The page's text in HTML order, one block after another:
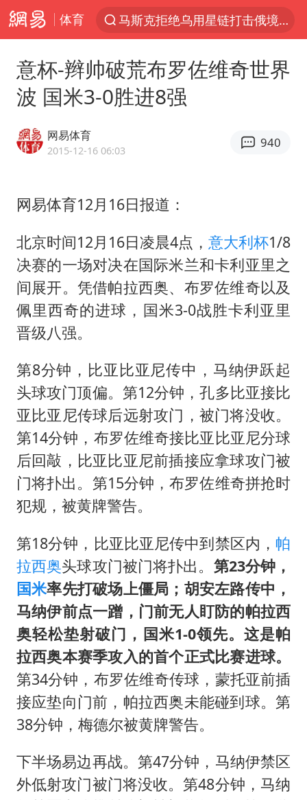
体育
马斯克拒绝乌用星链打击俄境内目标
男童模仿奥特曼从高处跳下致骨折
名创优品一次性内裤 颜面尽失
金饰克价一夜涨回1300元
白海豚将正面袭击贯穿浙江
梁家辉：到内地拍戏不是北上是回归
酒店回应车内过夜被收150元
西湖突现狂风暴雨 游客瞬间被浇透
网传《披荆斩棘2026》名单
女主硬加吻戏短剧已下架
包文婧：二胎很难一碗水端平
香港宏福苑火灾或由烟头引起
人民的健康、体质、幸福一脉相承
意杯-辫帅破荒布罗佐维奇世界
波 国米3-0胜进8强
网易体育
2015-12-16 06:03
940
网易体育12月16日报道：
北京时间12月16日凌晨4点，意大利杯1/8
决赛的一场对决在国际米兰和卡利亚里之
间展开。凭借帕拉西奥、布罗佐维奇以及
佩里西奇的进球，国米3-0战胜卡利亚里
晋级八强。
第8分钟，比亚比亚尼传中，马纳伊跃起
头球攻门顶偏。第12分钟，孔多比亚接比
亚比亚尼传球后远射攻门，被门将没收。
第14分钟，布罗佐维奇接比亚比亚尼分球
后回敲，比亚比亚尼前插接应拿球攻门被
门将扑出。第15分钟，布罗佐维奇拼抢时
犯规，被黄牌警告。
第18分钟，比亚比亚尼传中到禁区内，帕
拉西奥头球攻门被门将扑出。 第23分钟，
国米率先打破场上僵局；胡安左路传中，
马纳伊前点一蹭，门前无人盯防的帕拉西
奥轻松垫射破门，国米1-0领先。这是帕
拉西奥本赛季攻入的首个正式比赛进球。
第34分钟，布罗佐维奇传球，蒙托亚前插
接应垫向门前，帕拉西奥未能碰到球。第
38分钟，梅德尔被黄牌警告。
下半场易边再战。第47分钟，马纳伊禁区
外低射攻门被门将没收。第48分钟，马纳